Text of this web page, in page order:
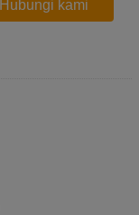
Hubungi kami